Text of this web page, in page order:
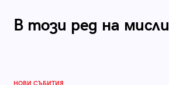
В този ред на мисли